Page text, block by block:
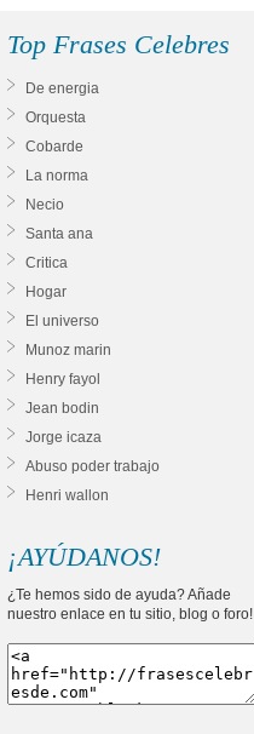
Top Frases Celebres
De energia
Orquesta
Cobarde
La norma
Necio
Santa ana
Critica
Hogar
El universo
Munoz marin
Henry fayol
Jean bodin
Jorge icaza
Abuso poder trabajo
Henri wallon
¡AYÚDANOS!
¿Te hemos sido de ayuda? Añade
nuestro enlace en tu sitio, blog o foro!